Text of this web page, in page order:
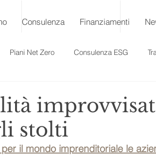
Consulenza Finanziamenti
Piani Net Zero Consulenza ESG
stolti
il mondo imprenditoriale le